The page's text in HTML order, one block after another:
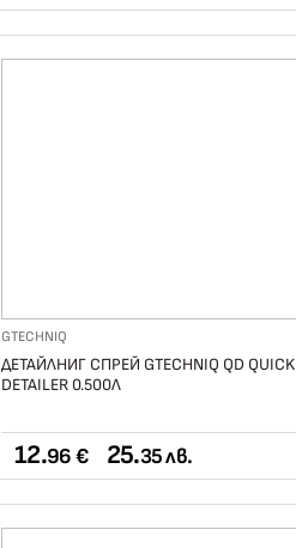
GTECHNIQ
ДЕТАЙЛНИГ СПРЕЙ GTECHNIQ QD QUICK
DETAILER 0.500Л
12.96 € 25.35 лв.